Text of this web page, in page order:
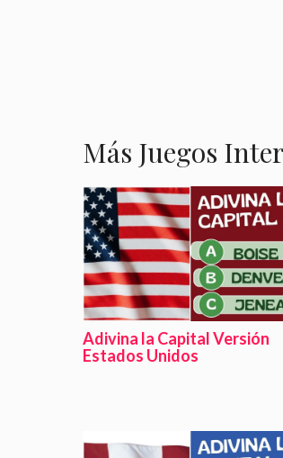
Más Juegos
Adivina la Capital Versión
Estados Unidos